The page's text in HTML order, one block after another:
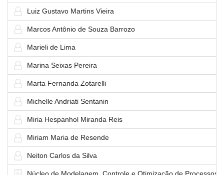
Luiz Gustavo Martins Vieira
Marcos Antônio de Souza Barrozo
Marieli de Lima
Marina Seixas Pereira
Marta Fernanda Zotarelli
Michelle Andriati Sentanin
Miria Hespanhol Miranda Reis
Miriam Maria de Resende
Neiton Carlos da Silva
Núcleo de Modelagem, Controle e Otimização de Processos